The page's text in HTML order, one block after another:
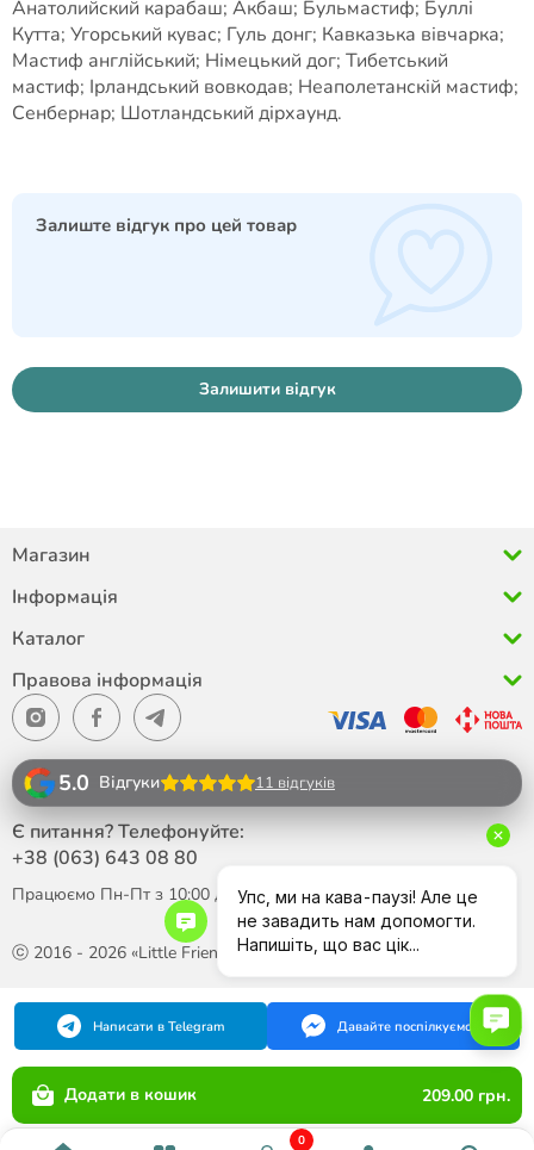
0
Анатолийский карабаш; Акбаш; Бульмастиф; Буллі
Кутта; Угорський кувас; Гуль донг; Кавказька вівчарка;
Мастиф англійський; Німецький дог; Тибетський
мастиф; Ірландський вовкодав; Неаполетанскій мастиф;
Сенбернар; Шотландський дірхаунд.
Залиште відгук про цей товар
Залишити відгук
Додати в кошик 209.00 грн.
Магазин
Інформація
Каталог
Правова інформація
ⓒ 2016 - 2026 «Little Friend»
5.0 Відгуки 11 відгуків
Є питання? Телефонуйте:
+38 (063) 643 08 80
Працюємо Пн-Пт з 10:00 до 18:00
Написати в Telegram Давайте поспілкуємося